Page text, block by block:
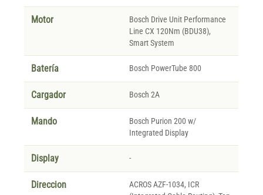
Motor
Bosch Drive Unit Performance
Line CX 120Nm (BDU38),
Smart System
Batería Bosch PowerTube 800
Cargador Bosch 2A
Mando
Bosch Purion 200 w/
Integrated Display
Display -
Direccion
ACROS AZF-1034, ICR